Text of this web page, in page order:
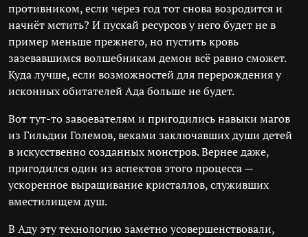
противником, если через год тот снова возродится и
начнёт мстить? И пускай ресурсов у него будет не в
пример меньше прежнего, но пустить кровь
зазевавшимся волшебникам демон всё равно сможет.
Куда лучше, если возможностей для перерождения у
исконных обитателей Ада больше не будет.
Вот тут-то завоевателям и пригодились навыки магов
из Гильдии Големов, веками заключавших души детей
в искусственно созданных монстров. Вернее даже,
пригодился один из аспектов этого процесса —
ускоренное выращивание кристаллов, служивших
вместилищем душ.
В Аду эту технологию заметно усовершенствовали,